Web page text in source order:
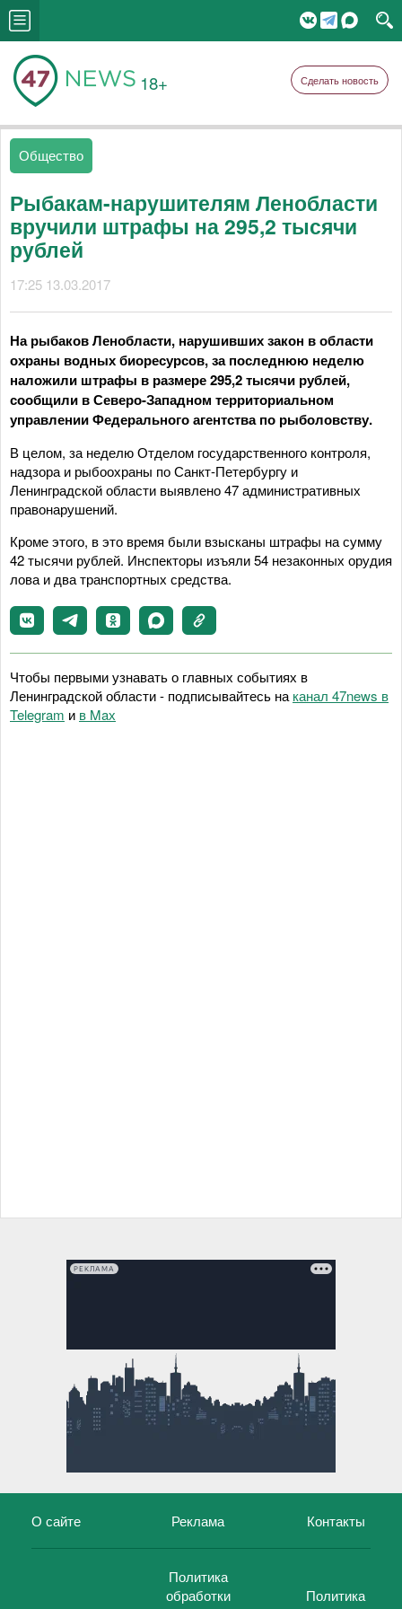
18+ Сделать новость
Общество
Рыбакам-нарушителям Ленобласти
вручили штрафы на 295,2 тысячи
рублей
17:25 13.03.2017
На рыбаков Ленобласти, нарушивших закон в области
охраны водных биоресурсов, за последнюю неделю
наложили штрафы в размере 295,2 тысячи рублей,
сообщили в Северо-Западном территориальном
управлении Федерального агентства по рыболовству.
В целом, за неделю Отделом государственного контроля,
надзора и рыбоохраны по Санкт-Петербургу и
Ленинградской области выявлено 47 административных
правонарушений.
Кроме этого, в это время были взысканы штрафы на сумму
42 тысячи рублей. Инспекторы изъяли 54 незаконных орудия
лова и два транспортных средства.
Чтобы первыми узнавать о главных событиях в
Ленинградской области - подписывайтесь на канал 47news в
Telegram и в Maх
РЕКЛАМА
О сайте Реклама Контакты
Политика
обработки
Политика